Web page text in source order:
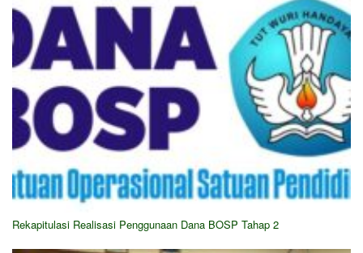
Rekapitulasi Realisasi Penggunaan Dana BOSP Tahap 2